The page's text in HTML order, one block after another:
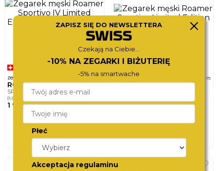
zegarek męski ø43mm
ROAMER
SPORTIVO IV LIMITED EDITION
868982 48 85 50
1 980,-
DO KOSZYKA
zegarek męski 43mm
ROAMER
1 890,-
DO KOSZYKA
ZAPISZ SIĘ DO NEWSLETTERA
Czekają na Ciebie...
-10% NA ZEGARKI I BIŻUTERIĘ
-5% na smartwache
Płeć
Akceptacja regulaminu